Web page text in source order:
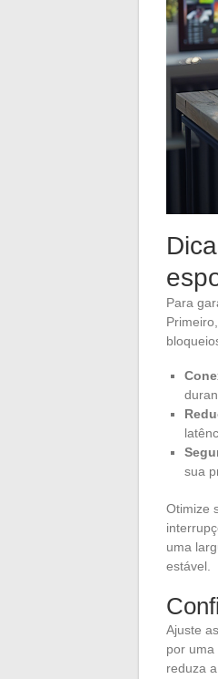
Para
sua
Otimize
uma
estável.
Ajuste
por uma
reduza